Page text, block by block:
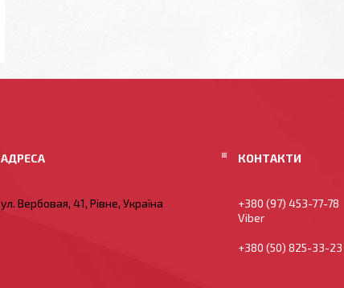
ул. Вербовая, 41, Рівне, Україна
+380 (97) 453-77-78
Viber
+380 (50) 825-33-23